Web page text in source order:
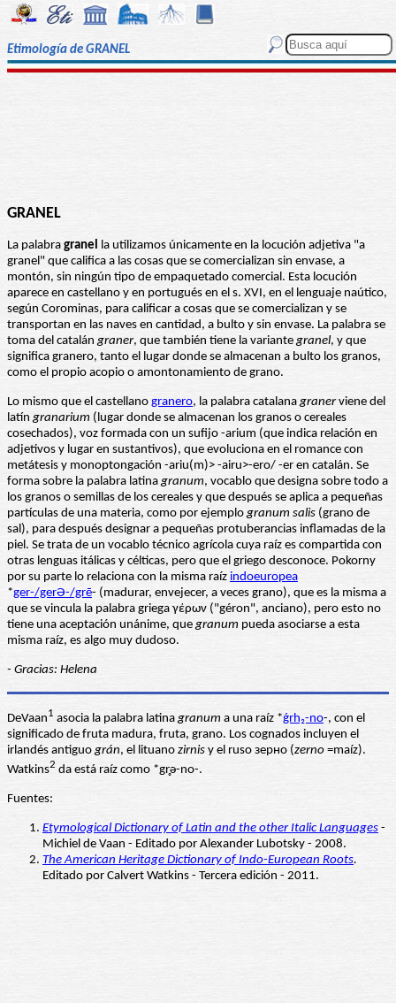
Etimología de GRANEL
GRANEL
La palabra granel la utilizamos únicamente en la locución adjetiva "a
granel" que califica a las cosas que se comercializan sin envase, a
montón, sin ningún tipo de empaquetado comercial. Esta locución
aparece en castellano y en portugués en el s. XVI, en el lenguaje naútico,
según Corominas, para calificar a cosas que se comercializan y se
transportan en las naves en cantidad, a bulto y sin envase. La palabra se
toma del catalángraner, que también tiene la variantegranel, y que
significa granero, tanto el lugar donde se almacenan a bulto los granos,
como el propio acopio o amontonamiento de grano.
Lo mismo que el castellano granero, la palabra catalanagranerviene del
latíngranarium (lugar donde se almacenan los granos o cereales
cosechados), voz formada con un sufijo -arium (que indica relación en
adjetivos y lugar en sustantivos), que evoluciona en el romance con
metátesis y monoptongación -ariu(m)> -airu>-ero/ -er en catalán. Se
forma sobre la palabra latinagranum, vocablo que designa sobre todo a
los granos o semillas de los cereales y que después se aplica a pequeñas
partículas de una materia, como por ejemplogranum salis (grano de
sal), para después designar a pequeñas protuberancias inflamadas de la
piel. Se trata de un vocablo técnico agrícola cuya raíz es compartida con
otras lenguas itálicas y célticas, pero que el griego desconoce. Pokorny
por su parte lo relaciona con la misma raíz indoeuropea
*ger-/gerƏ-/grē- (madurar, envejecer, a veces grano), que es la misma a
que se vincula la palabra griega γέρων ("géron", anciano), pero esto no
tiene una aceptación unánime, quegranum pueda asociarse a esta
misma raíz, es algo muy dudoso.
- Gracias: Helena
DeVaan1 asocia la palabra latinagranum a una raíz *ǵrh₂-no-, con el
significado de fruta madura, fruta, grano. Los cognados incluyen el
irlandés antiguográn, el lituano zirnis y el ruso зерно (zerno =maíz).
Watkins2 da está raíz como *gr̥ǝ-no-.
Fuentes:
Etymological Dictionary of Latin and the other Italic Languages -
Michiel de Vaan - Editado por Alexander Lubotsky - 2008.
The American Heritage Dictionary of Indo-European Roots.
Editado por Calvert Watkins - Tercera edición - 2011.